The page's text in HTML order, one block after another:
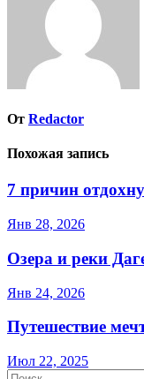
От Redactor
Похожая запись
7 причин
Янв 28, 2026
Озера и реки
Янв 24, 2026
Путешествие
Июл 22, 2025